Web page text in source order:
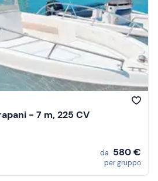
- 7 m, 225 CV
da 580 €
per gruppo